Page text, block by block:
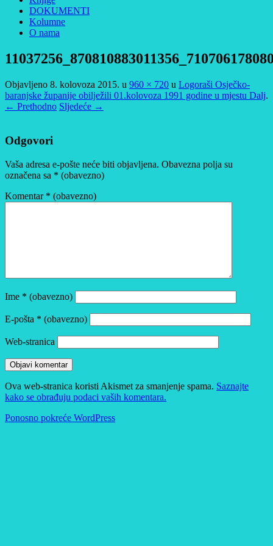
DOKUMENTI
Kolumne
O nama
Objavljeno 8. kolovoza 2015. u 960 × 720 u Logoraši Osječko-
baranjske županije obilježili 01.kolovoza 1991 godine u mjestu Dalj.
← Prethodno Sljedeće →
Odgovori
Vaša adresa e-pošte neće biti objavljena. Obavezna polja su
označena sa * (obavezno)
Komentar * (obavezno)
Ime * (obavezno)
E-pošta * (obavezno)
Web-stranica
Ova web-stranica koristi Akismet za smanjenje spama. Saznajte
kako se obrađuju podaci vaših komentara.
Ponosno pokreće WordPress